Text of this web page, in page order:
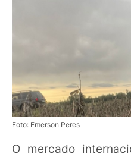
Foto: Emerson Peres
O mercado